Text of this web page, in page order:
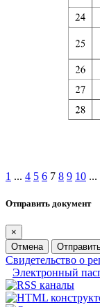
1 ... 4 5 6 7 8 9 10 ...
Отправить документ
×
Отмена
Свидетельство о
Электронный